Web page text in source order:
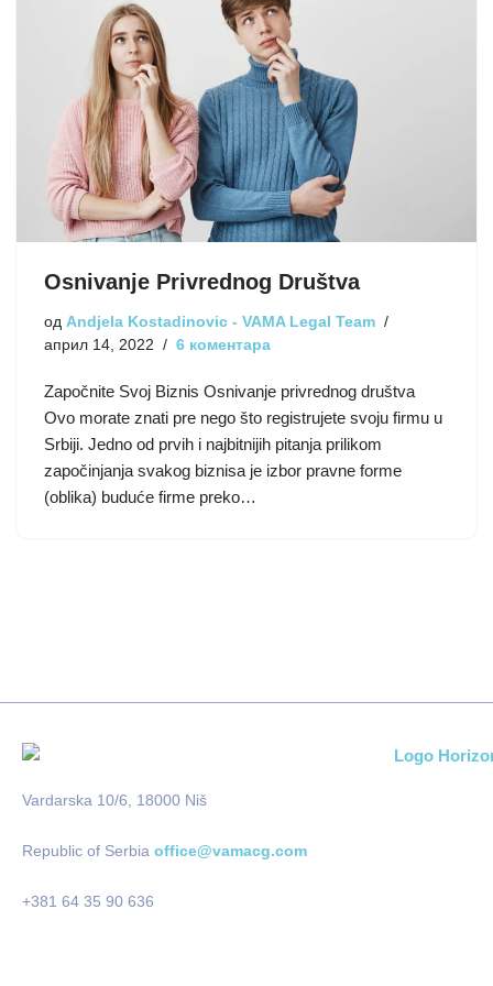
Osnivanje Privrednog Društva
од Andjela Kostadinovic - VAMA Legal Team
април 14, 2022
6 коментара
Započnite Svoj Biznis Osnivanje privrednog društva
Ovo morate znati pre nego što registrujete svoju firmu u
Srbiji. Jedno od prvih i najbitnijih pitanja prilikom
započinjanja svakog biznisa je izbor pravne forme
(oblika) buduće firme preko…
Vardarska 10/6, 18000 Niš
Republic of Serbia office@vamacg.com
+381 64 35 90 636